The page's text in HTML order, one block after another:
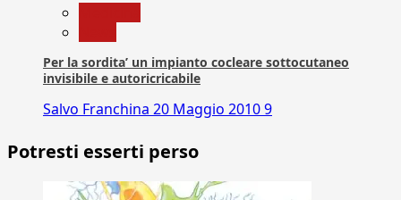
Per la sordita’ un impianto cocleare sottocutaneo
invisibile e autoricricabile
Salvo Franchina 20 Maggio 20109
Potresti esserti perso